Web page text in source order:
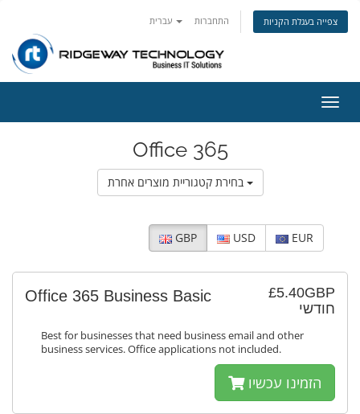
התחברות צפייה בעגלת הקניות
ניווט
Office 365
בחירת קטגוריית מוצרים אחרת
GBP USD EUR
£5.40GBP
חודשי
Office 365 Business Basic
Best for businesses that need business email and other
business services. Office applications not included.
הזמינו עכשיו